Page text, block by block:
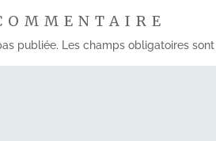
publiée. Les champs obligatoires